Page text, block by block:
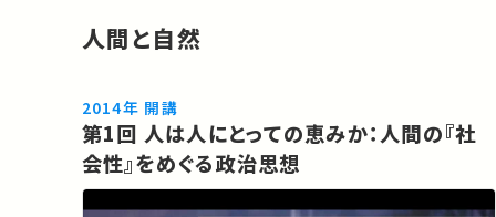
人間と自然
2014年 開講
第1回 人は人にとっての恵みか：人間の『社
会性』をめぐる政治思想